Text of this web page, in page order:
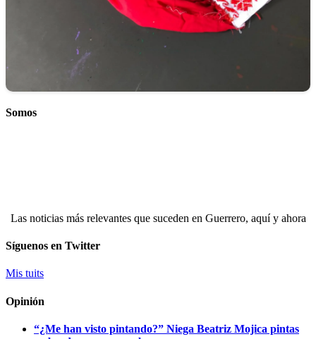
Somos
Las noticias más relevantes que suceden en Guerrero, aquí y ahora
Síguenos en Twitter
Mis tuits
Opinión
“¿Me han visto pintando?” Niega Beatriz Mojica pintas